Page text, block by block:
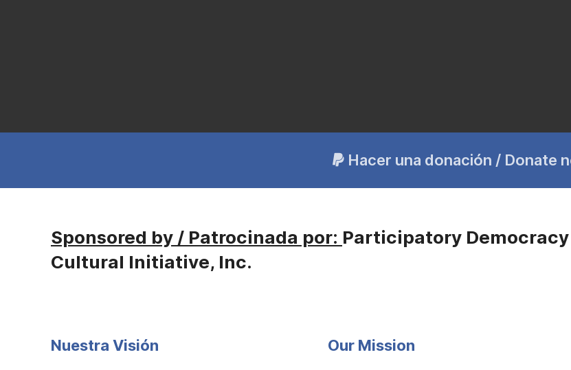
Hacer una donación / Donate
Sponsored by / Patrocinada por: Participatory Democracy
Cultural Initiative, Inc.
Nuestra Visión Our Mission